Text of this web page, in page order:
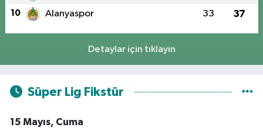
10 Alanyaspor 33 37
Detaylar için tıklayın
Süper Lig Fikstür
15 Mayıs, Cuma